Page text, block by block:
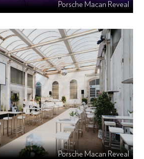
Porsche Macan Reveal
Porsche Macan Reveal